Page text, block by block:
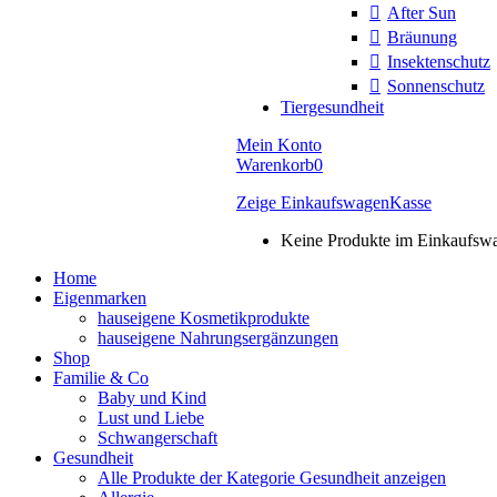
After Sun
Bräunung
Insektenschutz
Sonnenschutz
Tiergesundheit
Mein Konto
Warenkorb0
Zeige EinkaufswagenKasse
Keine Produkte im
Home
Eigenmarken
hauseigene Kosmetikprodukte
hauseigene Nahrungsergänzungen
Shop
Familie & Co
Baby und Kind
Lust und Liebe
Schwangerschaft
Gesundheit
Alle Produkte der Kategorie Gesundheit anzeigen